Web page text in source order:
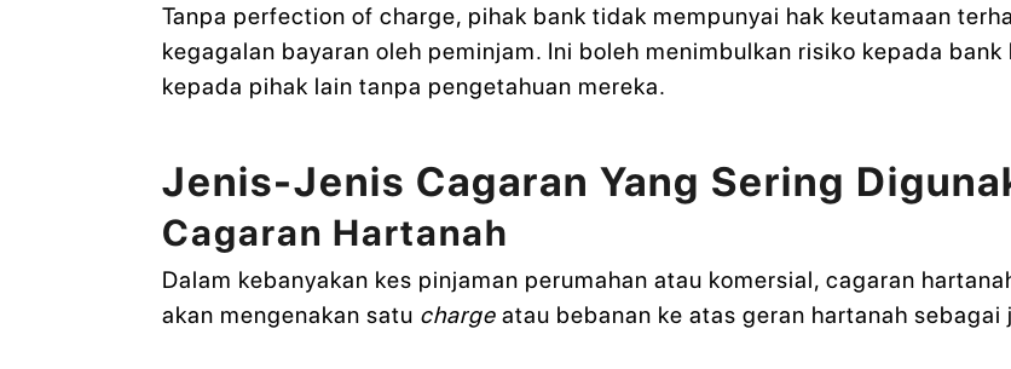
Tanpa perfection of charge, pihak bank tidak mempunyai hak keutamaan
kegagalan bayaran oleh peminjam. Ini boleh menimbulkan risiko kepada
kepada pihak lain tanpa pengetahuan mereka.
Jenis-Jenis Cagaran Yang Sering
Cagaran Hartanah
Dalam kebanyakan kes pinjaman perumahan atau komersial, cagaran
akan mengenakan satu charge atau bebanan ke atas geran hartanah